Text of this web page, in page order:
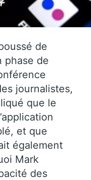
de
phase de
journalistes,
que le
et que
également
Mark
des